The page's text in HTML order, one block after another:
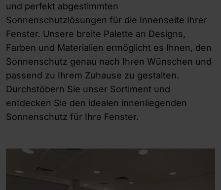
und perfekt abgestimmten
Sonnenschutzlösungen für die Innenseite Ihrer
Fenster. Unsere breite Palette an Designs,
Farben und Materialien ermöglicht es Ihnen, den
Sonnenschutz genau nach Ihren Wünschen und
passend zu Ihrem Zuhause zu gestalten.
Durchstöbern Sie unser Sortiment und
entdecken Sie den idealen innenliegenden
Sonnenschutz für Ihre Fenster.